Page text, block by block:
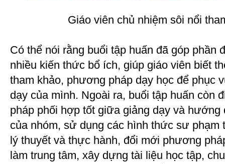
Giáo viên chủ nhiệm sôi nổi
Có thể nói rằng buổi tập huấn đã góp phần
nhiều kiến thức bổ ích, giúp giáo viên biết
tham khảo, phương pháp dạy học để phục
dạy của mình. Ngoài ra, buổi tập huấn còn
pháp phối hợp tốt giữa giảng dạy và hướng
của nhóm, sử dụng các hình thức sư
lý thuyết và thực hành, đổi mới phương
làm trung tâm, xây dựng tài liệu học tập,